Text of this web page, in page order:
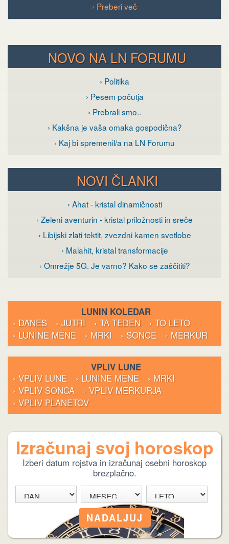
› Preberi več
NOVO NA LN FORUMU
› Politika
› Pesem počutja
› Prebrali smo..
› Kakšna je vaša omaka gospodična?
› Kaj bi spremenil/a na LN Forumu
NOVI ČLANKI
› Ahat - kristal dinamičnosti
› Zeleni aventurin - kristal priložnosti in sreče
› Libijski zlati tektit, zvezdni kamen svetlobe
› Malahit, kristal transformacije
› Omrežje 5G. Je varno? Kako se zaščititi?
LUNIN KOLEDAR
› DANES
› JUTRI › TA TEDEN
› TO LETO
› LUNINE MENE
› MRKI › SONCE › MERKUR
VPLIV LUNE
› VPLIV LUNE
› LUNINE MENE
› MRKI
› VPLIV SONCA
› VPLIV MERKURJA
› VPLIV PLANETOV
Izračunaj svoj horoskop
Izberi datum rojstva in izračunaj osebni horoskop
brezplačno.